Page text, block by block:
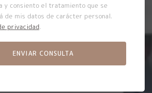
y consiento el tratamiento que se
de mis datos de carácter personal.
privacidad.